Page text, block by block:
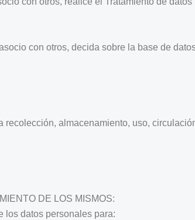
con otros, decida sobre la base de
almacenamiento, uso,
DE LOS MISMOS:
los datos personales para: